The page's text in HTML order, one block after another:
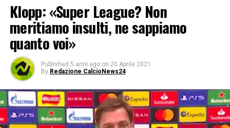
Klopp: «Super League? Non
meritiamo insulti, ne sappiamo
quanto voi»
Published 5 anni ago on 20 Aprile 2021
By Redazione CalcioNews24